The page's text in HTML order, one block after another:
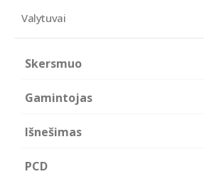
Valytuvai
Skersmuo
Gamintojas
Išnešimas
48
PCD